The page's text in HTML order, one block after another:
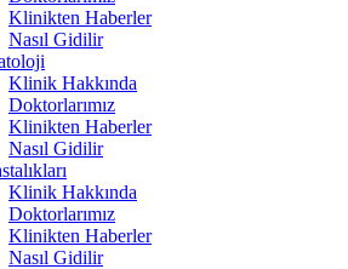
Klinikten Haberler
Nasıl Gidilir
Klinik Hakkında
Doktorlarımız
Klinikten Haberler
Nasıl Gidilir
Klinik Hakkında
Doktorlarımız
Klinikten Haberler
Nasıl Gidilir